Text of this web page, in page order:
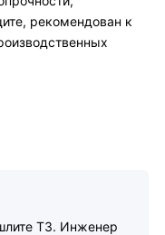
рекомендован к
ТЗ. Инженер